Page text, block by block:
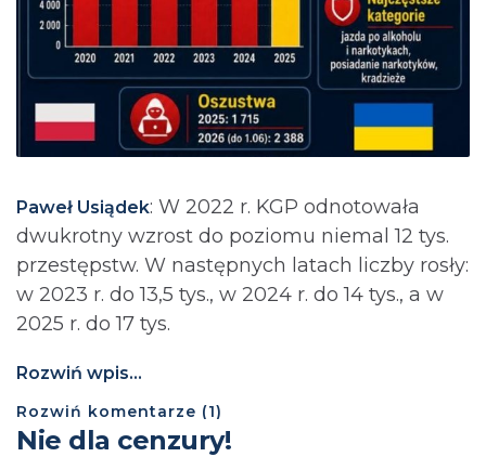
Paweł Usiądek: ⁨W 2022 r. KGP odnotowała
dwukrotny wzrost do poziomu niemal 12 tys.
przestępstw. W następnych latach liczby rosły:
w 2023 r. do 13,5 tys., w 2024 r. do 14 tys., a w
2025 r. do 17 tys.
Rozwiń wpis...
Rozwiń komentarze (1)
Nie dla cenzury!